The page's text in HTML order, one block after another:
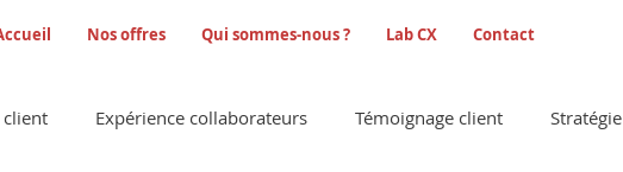
Nos offres Qui sommes-nous ? Lab CX Contact
client Expérience collaborateurs Témoignage client Stratégie